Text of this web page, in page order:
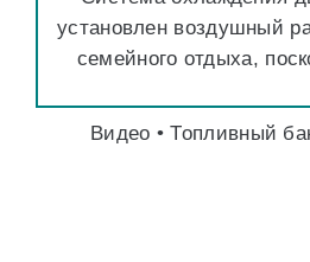
установлен воздушный
семейного отдыха,
Видео • Топливный